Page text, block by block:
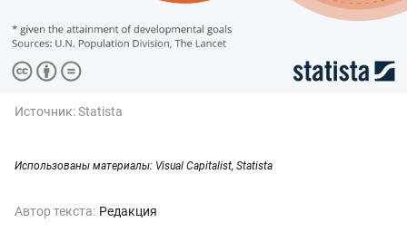
Источник:Statista
Использованы материалы: Visual Capitalist, Statista
Автор текста: Редакция